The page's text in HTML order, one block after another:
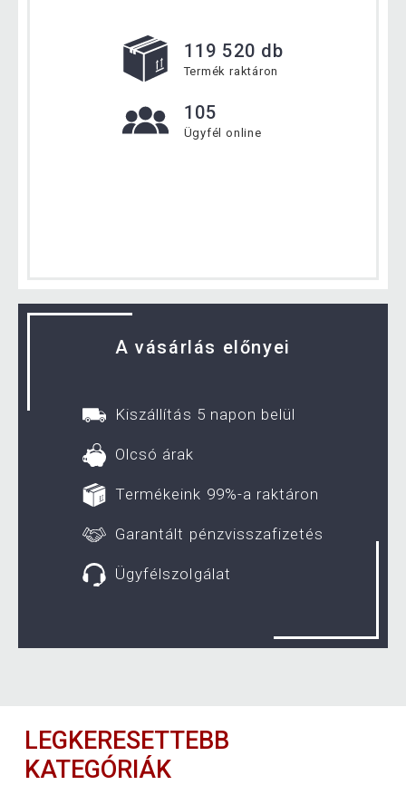
119 520 db
Termék raktáron
105
Ügyfél online
A vásárlás előnyei
Kiszállítás 5 napon belül
Olcsó árak
Termékeink 99%-a raktáron
Garantált pénzvisszafizetés
Ügyfélszolgálat
LEGKERESETTEBB
KATEGÓRIÁK